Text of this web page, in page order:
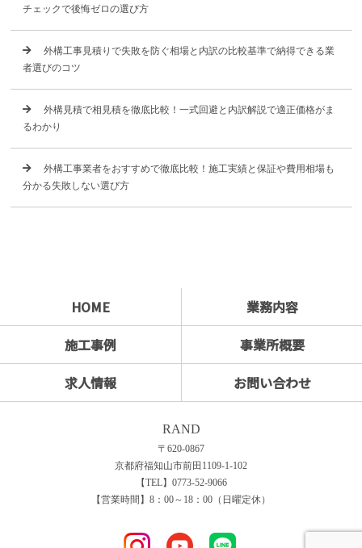
チェックで後悔ゼロの選び方
外構工事見積りで失敗を防ぐ相場と内訳の比較基準で納得できる業
者選びのコツ
外構見積で相見積を徹底比較！一式回避と内訳解説で適正価格がま
るわかり
外構工事業者をおすすめで徹底比較！施工実績と保証や費用相場も
分かる失敗しない選び方
HOME
業務内容
施工事例
事業所概要
求人情報
お問い合わせ
RAND
〒620-0867
京都府福知山市前田1109-1-102
【TEL】0773-52-9066
【営業時間】8：00～18：00（日曜定休）